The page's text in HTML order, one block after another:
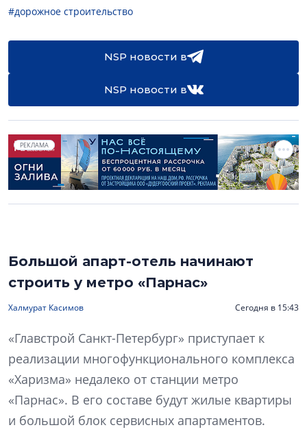
#дорожное строительство
NSP новости в
NSP новости в
РЕКЛАМА
Большой апарт-отель начинают
строить у метро «Парнас»
Халмурат Касимов Сегодня в 15:43
«Главстрой Санкт-Петербург» приступает к
реализации многофункционального комплекса
«Харизма» недалеко от станции метро
«Парнас». В его составе будут жилые квартиры
и большой блок сервисных апартаментов.